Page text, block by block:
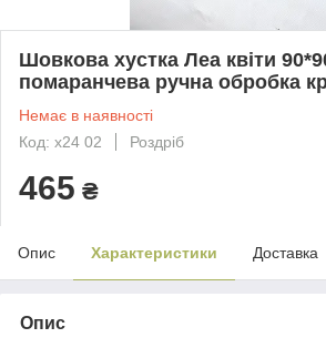
Шовкова хустка Леа квіти
помаранчева ручна обробка
Немає в наявності
Код: х24 02
Роздріб
465 ₴
Опис Характеристики Доставка
Опис